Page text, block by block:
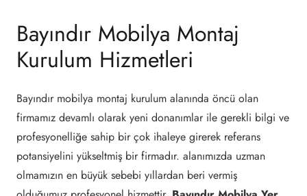
Bayındır Mobilya Montaj
Kurulum Hizmetleri
Bayındır mobilya montaj kurulum alanında öncü olan
firmamız devamlı olarak yeni donanımlar ile gerekli bilgi ve
profesyonelliğe sahip bir çok ihaleye girerek referans
potansiyelini yükseltmiş bir firmadır. alanımızda uzman
olmamızın en büyük sebebi yıllardan beri vermiş